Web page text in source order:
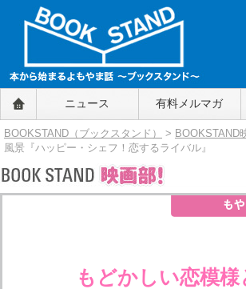
BOOKSTAND（ブックスタンド）
～本から始まるよもやま話～
BOOKSTAND（ブ
ックスタンド）
ニュース 有料メルマガ
BOOKSTAND（ブックスタンド） > BOOKSTAND
風景『ハッピー・シェフ！恋するライバル』
もどかしい恋模